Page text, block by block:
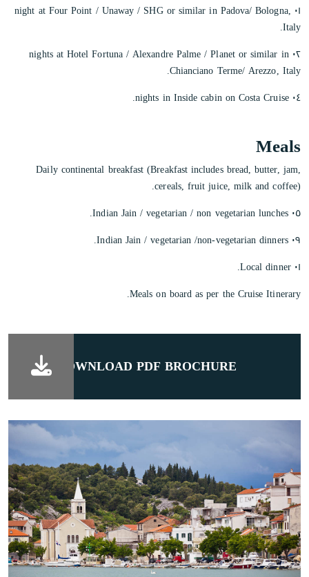
٠١ night at Four Point / Unaway / SHG or similar in Padova/ Bologna,
Italy.
٠٢ nights at Hotel Fortuna / Alexandre Palme / Planet or similar in
Chianciano Terme/ Arezzo, Italy.
٠٤ nights in Inside cabin on Costa Cruise.
Meals
Daily continental breakfast (Breakfast includes bread, butter, jam,
cereals, fruit juice, milk and coffee).
٠٥ Indian Jain / vegetarian / non vegetarian lunches.
٠٩ Indian Jain / vegetarian /non-vegetarian dinners.
٠١ Local dinner.
Meals on board as per the Cruise Itinerary.
DOWNLOAD PDF BROCHURE